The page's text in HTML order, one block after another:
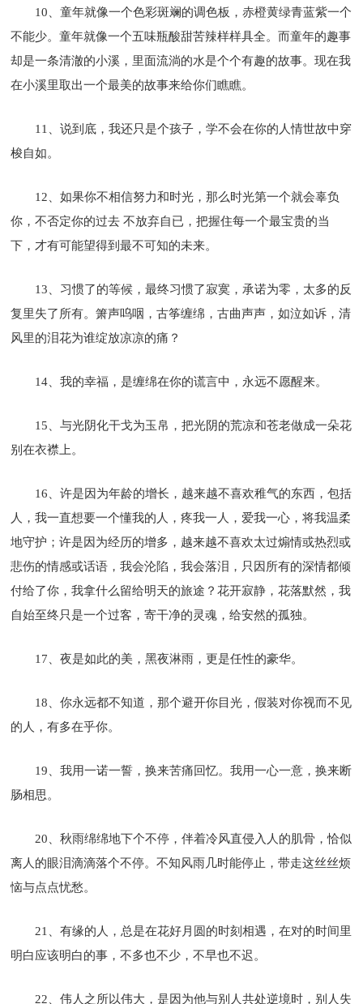
10、童年就像一个色彩斑斓的调色板，赤橙黄绿青蓝紫一个
不能少。童年就像一个五味瓶酸甜苦辣样样具全。而童年的趣事
却是一条清澈的小溪，里面流淌的水是个个有趣的故事。现在我
在小溪里取出一个最美的故事来给你们瞧瞧。
11、说到底，我还只是个孩子，学不会在你的人情世故中穿
梭自如。
12、如果你不相信努力和时光，那么时光第一个就会辜负
你，不否定你的过去 不放弃自已，把握住每一个最宝贵的当
下，才有可能望得到最不可知的未来。
13、习惯了的等候，最终习惯了寂寞，承诺为零，太多的反
复里失了所有。箫声呜咽，古筝缠绵，古曲声声，如泣如诉，清
风里的泪花为谁绽放凉凉的痛？
14、我的幸福，是缠绵在你的谎言中，永远不愿醒来。
15、与光阴化干戈为玉帛，把光阴的荒凉和苍老做成一朵花
别在衣襟上。
16、许是因为年龄的增长，越来越不喜欢稚气的东西，包括
人，我一直想要一个懂我的人，疼我一人，爱我一心，将我温柔
地守护；许是因为经历的增多，越来越不喜欢太过煽情或热烈或
悲伤的情感或话语，我会沦陷，我会落泪，只因所有的深情都倾
付给了你，我拿什么留给明天的旅途？花开寂静，花落默然，我
自始至终只是一个过客，寄干净的灵魂，给安然的孤独。
17、夜是如此的美，黑夜淋雨，更是任性的豪华。
18、你永远都不知道，那个避开你目光，假装对你视而不见
的人，有多在乎你。
19、我用一诺一誓，换来苦痛回忆。我用一心一意，换来断
肠相思。
20、秋雨绵绵地下个不停，伴着冷风直侵入人的肌骨，恰似
离人的眼泪滴滴落个不停。不知风雨几时能停止，带走这丝丝烦
恼与点点忧愁。
21、有缘的人，总是在花好月圆的时刻相遇，在对的时间里
明白应该明白的事，不多也不少，不早也不迟。
22、伟人之所以伟大，是因为他与别人共处逆境时，别人失